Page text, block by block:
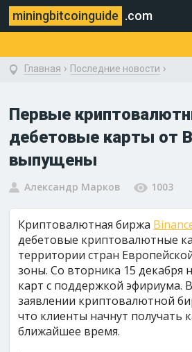
miningbitcoinguide .com
Главная › Последние новости ›
Первые
дебетовые карты от
выпущены
Александр Марков 1003
Криптовалютная биржа
дебетовые криптовалютные
территории стран
зоны. Со вторника 15 декабря
карт с поддержкой эфириума.
заявлении криптовалютной
что клиенты начнут получать
ближайшее время.